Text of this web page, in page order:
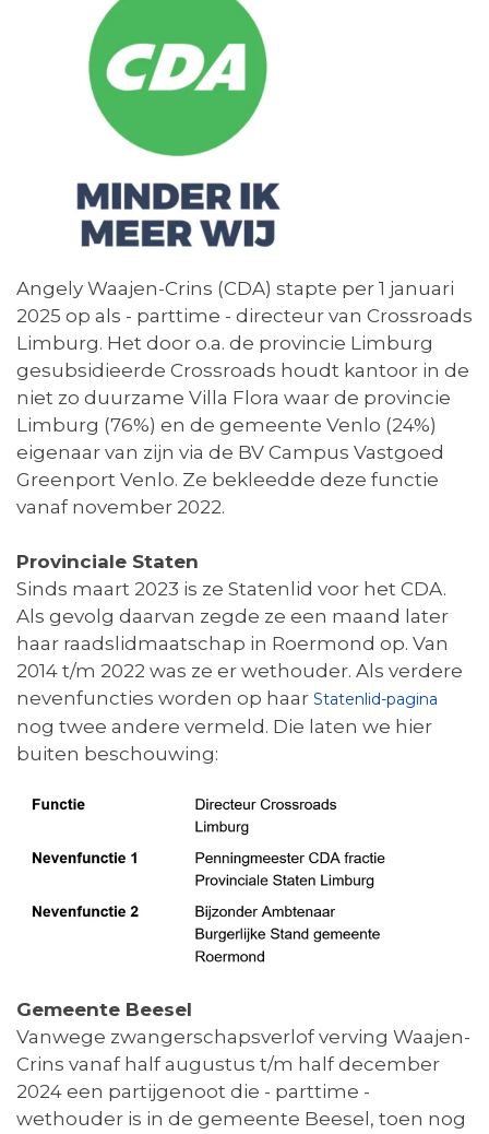
Angely Waajen-Crins (CDA) stapte per 1 januari
2025 op als - parttime - directeur van Crossroads
Limburg. Het door o.a. de provincie Limburg
gesubsidieerde Crossroads houdt kantoor in de
niet zo duurzame Villa Flora waar de provincie
Limburg (76%) en de gemeente Venlo (24%)
eigenaar van zijn via de BV Campus Vastgoed
Greenport Venlo. Ze bekleedde deze functie
vanaf november 2022.
Provinciale Staten
Sinds maart 2023 is ze Statenlid voor het CDA.
Als gevolg daarvan zegde ze een maand later
haar raadslidmaatschap in Roermond op. Van
2014 t/m 2022 was ze er wethouder. Als verdere
nevenfuncties worden op haar Statenlid-pagina
nog twee andere vermeld. Die laten we hier
buiten beschouwing:
Gemeente Beesel
Vanwege zwangerschapsverlof verving Waajen-
Crins vanaf half augustus t/m half december
2024 een partijgenoot die - parttime -
wethouder is in de gemeente Beesel, toen nog